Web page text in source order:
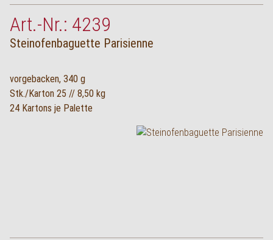
Art.-Nr.: 4239
Steinofenbaguette Parisienne
vorgebacken, 340 g
Stk./Karton 25 // 8,50 kg
24 Kartons je Palette